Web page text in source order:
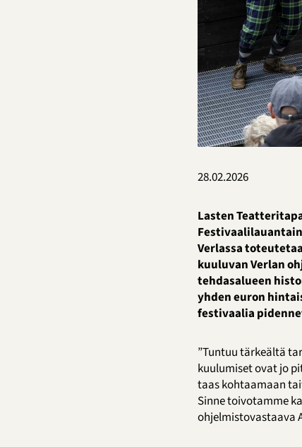
28.02.2026
Lasten
Verlassa
kuuluvan Verlan
tehdasalueen
yhden euron
festivaalia
”Tuntuu tärkeältä
kuulumiset ovat jo
taas kohtaamaan
Sinne toivotamme
ohjelmistovastaava